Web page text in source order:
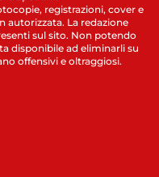
registrazioni, cover e
autorizzata. La redazione
sul sito. Non potendo
disponibile ad eliminarli su
offensivi e oltraggiosi.